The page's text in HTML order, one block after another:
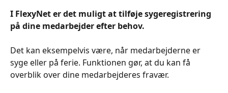
I FlexyNet er det muligt at tilføje sygeregistrering
på dine medarbejder efter behov.
Det kan eksempelvis være, når medarbejderne er
syge eller på ferie. Funktionen gør, at du kan få
overblik over dine medarbejderes fravær.